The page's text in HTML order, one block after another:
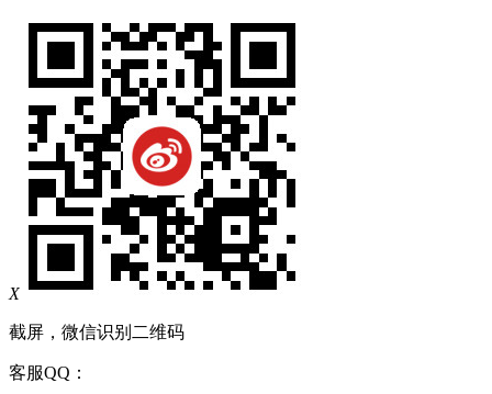
X
截屏，微信识别二维码
客服QQ：